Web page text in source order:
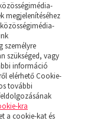
megjelenítéséhez
személyre
szükséged, vagy
információ
elérhető Cookie-
további
kra
a cookie-kat és